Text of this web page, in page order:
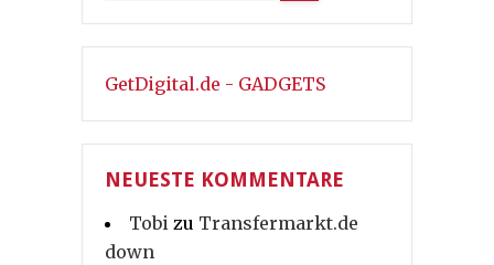
GetDigital.de - GADGETS
NEUESTE KOMMENTARE
Tobi zu Transfermarkt.de
down